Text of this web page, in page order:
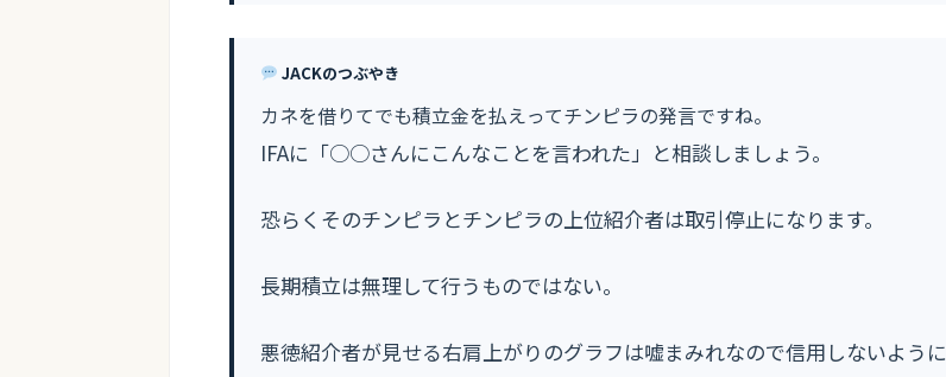
JACKのつぶやき
カネを借りてでも積立金を払えってチンピラの発言ですね。
IFAに「○○さんにこんなことを言われた」と相談しましょう。
恐らくそのチンピラとチンピラの上位紹介者は取引停止になります。
長期積立は無理して行うものではない。
悪徳紹介者が見せる右肩上がりのグラフは嘘まみれなので信用しないように